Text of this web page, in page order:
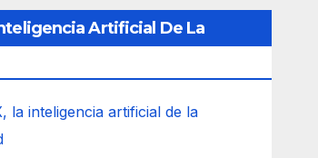
Artificial De La